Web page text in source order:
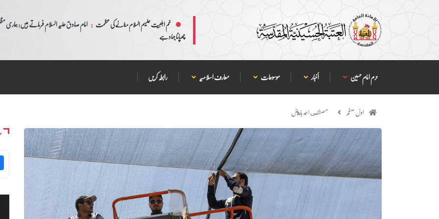
غم اہلبیت علیہم السلام منانے کی عظمت : امام صادق علیہ السلام فرماتے ہیں: ہماری
چھپانا جہاد ہے
حرم امام حسین أخبار موسوعات معارف اسلامیہ رابطہ کریں
اول صفحہ مصطفى احمد باهض